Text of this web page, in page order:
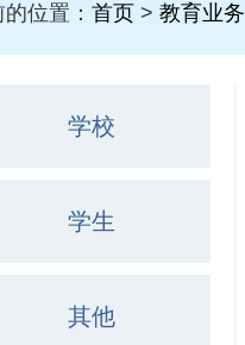
位置： 首页 > 教育业务
学校
学生
其他